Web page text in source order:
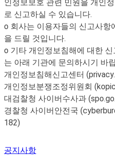
인정보보호 관련 민원을 개인
로 신고하실 수 있습니다.
o 회사는 이용자들의 신고사항
을 드릴 것입니다.
o 기타 개인정보침해에 대한
는 아래 기관에 문의하시기 바
개인정보침해신고센터
개인정보분쟁조정위원회
대검찰청 사이버수사과
경찰청 사이버안전국
182)
공지사항